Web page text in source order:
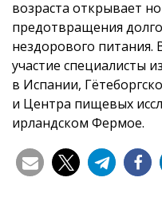
возраста открывает
предотвращения
нездорового
участие специалисты
в Испании,
и Центра пищевых
ирландском Фермое.